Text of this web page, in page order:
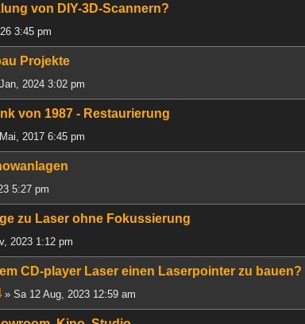
von DIY-3D-Scannern?
3:45 pm
Projekte
2024 3:02 pm
von 1987 - Restaurierung
2017 6:45 pm
5:27 pm
zu Laser ohne Fokussierung
2023 1:12 pm
CD-player Laser einen Laserpointer zu bauen?
» Sa 12 Aug, 2023 12:59 am